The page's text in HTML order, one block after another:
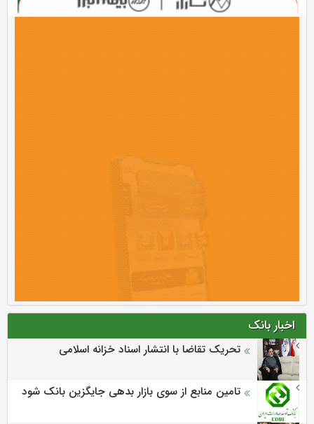
اخبار بانک
تحریک تقاضا با انتشار اسناد خزانه اسلامی
تامین منابع از سوی بازار بدهی جایگزین بانک شود